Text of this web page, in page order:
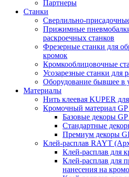
Партнеры
Станки
Сверлильно-
Прижимные
раскроечных станков
Фрезерные станки для
кромок
Кромкооблицовочные
Усозарезные станки для
Оборудование бывшее в
Материалы
Нить клеевая KUPER
Кромочный материал
Базовые декоры GP
Стандартные
Премиум декоры
Клей-расплав RAYT
Клей-расплав для
Клей-расплав для
нанесения на